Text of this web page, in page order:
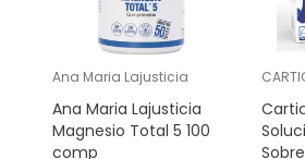
Ana Maria Lajusticia
Ana Maria Lajusticia
Magnesio Total 5 100
comp